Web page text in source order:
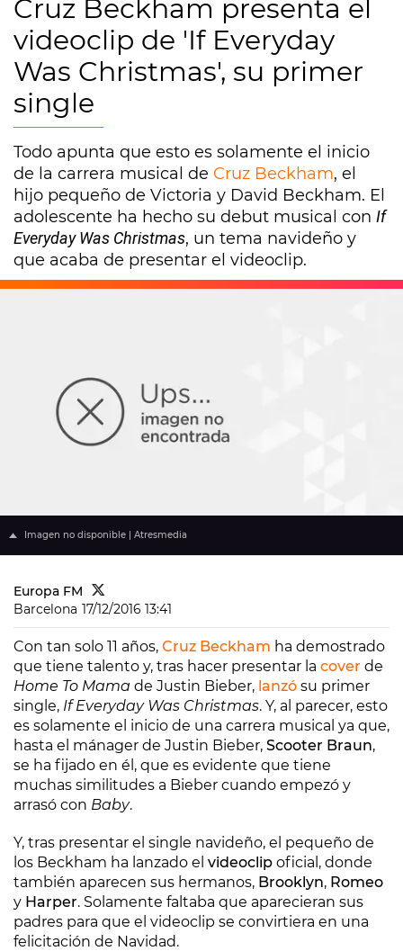
Cruz Beckham presenta el
videoclip de 'If Everyday
Was Christmas', su primer
single
Todo apunta que esto es solamente el inicio
de la carrera musical de Cruz Beckham, el
hijo pequeño de Victoria y David Beckham. El
adolescente ha hecho su debut musical con If
Everyday Was Christmas, un tema navideño y
que acaba de presentar el videoclip.
Imagen no disponible | Atresmedia
Europa FM
Barcelona 17/12/2016 13:41
Con tan solo 11 años, Cruz Beckham ha demostrado
que tiene talento y, tras hacer presentar la cover de
Home To Mama de Justin Bieber, lanzó su primer
single, If Everyday Was Christmas. Y, al parecer, esto
es solamente el inicio de una carrera musical ya que,
hasta el mánager de Justin Bieber, Scooter Braun,
se ha fijado en él, que es evidente que tiene
muchas similitudes a Bieber cuando empezó y
arrasó con Baby.
Y, tras presentar el single navideño, el pequeño de
los Beckham ha lanzado el videoclip oficial, donde
también aparecen sus hermanos, Brooklyn, Romeo
y Harper. Solamente faltaba que aparecieran sus
padres para que el videoclip se convirtiera en una
felicitación de Navidad.